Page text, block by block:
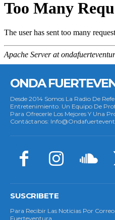
ONDA
Desde 2014 Somos La Radio De
Entretenimiento. Un Equipo De
Para Ofrecerle Los Mejores Y Una
Contáctanos:
SUSCRIBETE
Para Recibir Las Noticias Por
Fuerteventura.